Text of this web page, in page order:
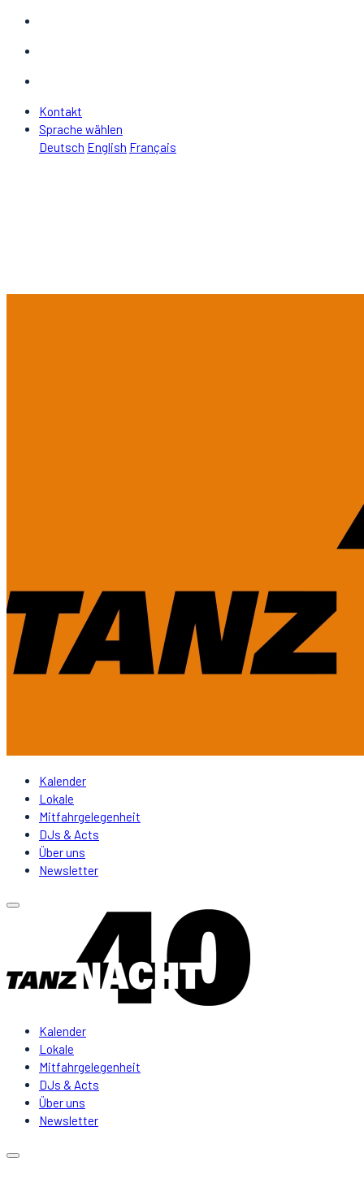
Kontakt
Sprache wählen
Deutsch English Français
Kalender
Lokale
Mitfahrgelegenheit
DJs & Acts
Über uns
Newsletter
Kalender
Lokale
Mitfahrgelegenheit
DJs & Acts
Über uns
Newsletter